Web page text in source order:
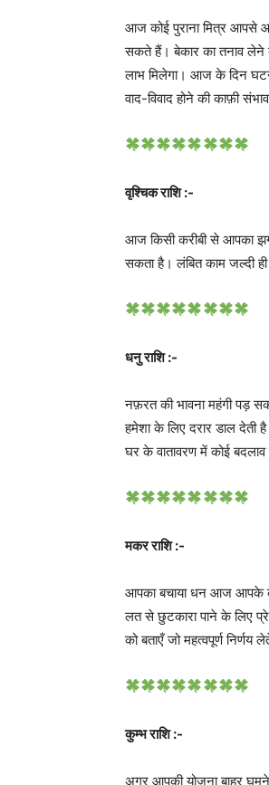
आज कोई पुराना मित्र आपसे
सकते हैं। बेकार का तनाव लेने
लाभ मिलेगा। आज के दिन
वाद-विवाद होने की काफ़ी
वृश्चिक राशि :-
आज किसी करीबी से आपका
सकता है। लंबित काम जल्दी
धनु राशि :-
नफ़रत की भावना महंगी पड़
हमेशा के लिए दरार डाल देती
घर के वातावरण में कोई
मकर राशि :-
आपका बचाया धन आज आपके
लत से छुटकारा पाने के लिए
को बताएँ जो महत्वपूर्ण निर्णय
कुम्भ राशि :-
अगर आपकी योजना बाहर